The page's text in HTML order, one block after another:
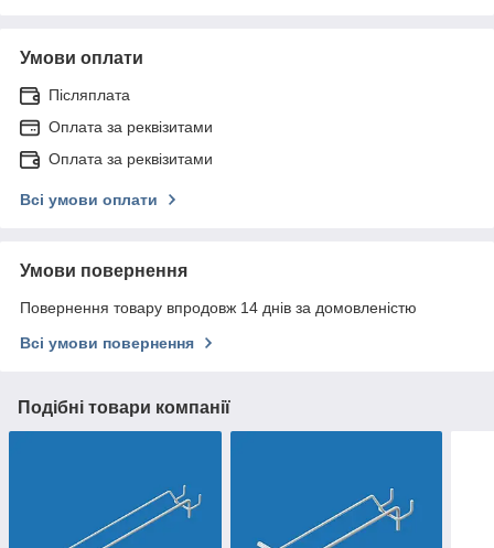
Умови оплати
Післяплата
Оплата за реквізитами
Оплата за реквізитами
Всі умови оплати
Умови повернення
Повернення товару впродовж 14 днів за домовленістю
Всі умови повернення
Подібні товари компанії